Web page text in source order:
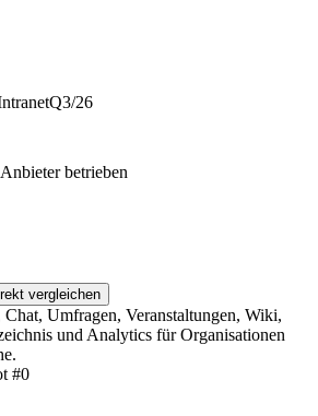
Q3/26
betrieben
vergleichen
Umfragen, Veranstaltungen, Wiki,
und Analytics für Organisationen